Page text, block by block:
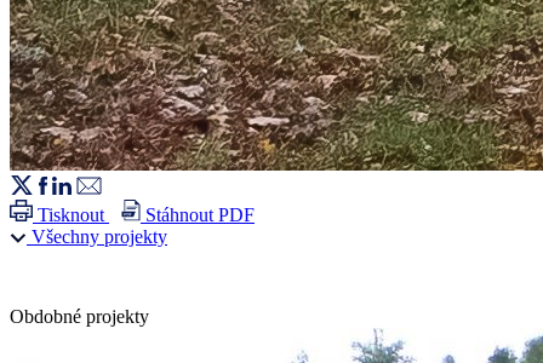
Tisknout
Stáhnout PDF
Všechny projekty
Obdobné projekty